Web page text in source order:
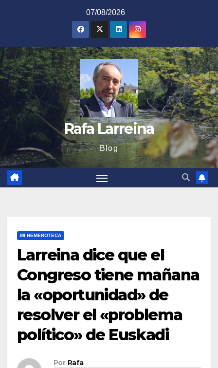
07/08/2026
Rafa Larreina
Blog
MI HEMEROTECA
Larreina dice que el
Congreso tiene mañana
la «oportunidad» de
resolver el «problema
polí­tico» de Euskadi
Por Rafa